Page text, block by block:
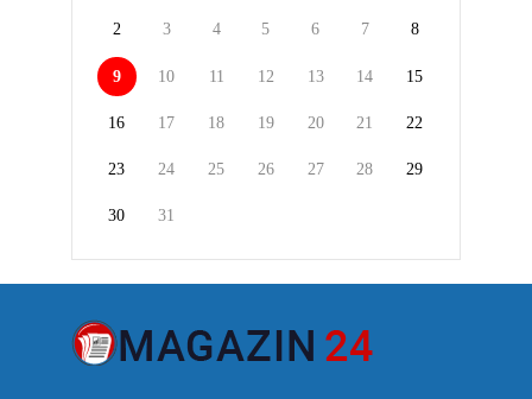
2 3 4 5 6 7 8
9 10 11 12 13 14 15
16 17 18 19 20 21 22
23 24 25 26 27 28 29
30 31